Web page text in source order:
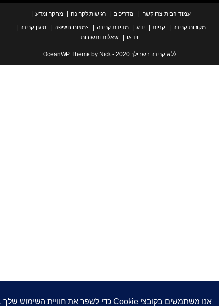
עמוד הבית צרו קשר מדריכים רגישות לקרינה
מחקר ומדע
קרינה
קניות ידע מדידת קרינה צמצום חשיפה
מיגון קרינה
שאלות ותשובות
ללא קרינה בשבילך 2020 - OceanWP Theme by Nick